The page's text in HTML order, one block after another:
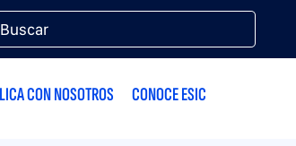
CON NOSOTROS CONOCE ESIC